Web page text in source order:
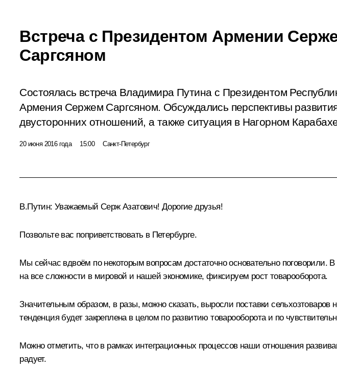
Встреча с Президентом Армении
Саргсяном
Состоялась встреча Владимира Путина с Президентом
Армения Сержем Саргсяном. Обсуждались перспективы
двусторонних отношений, а также ситуация в Нагорном
20 июня 2016 года 15:00 Санкт-Петербург
В.Путин: Уважаемый Серж Азатович! Дорогие друзья!
Позвольте вас поприветствовать в Петербурге.
Мы сейчас вдвоём по некоторым вопросам достаточно основательно
на все сложности в мировой и нашей экономике, фиксируем рост товарооборота.
Значительным образом, в разы, можно сказать, выросли поставки
тенденция будет закреплена в целом по развитию товарооборота и по
Можно отметить, что в рамках интеграционных процессов наши отношения
радует.